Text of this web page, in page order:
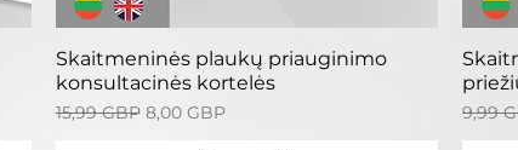
Greita peržiūra
Skaitmeninės plaukų priauginimo
konsultacinės kortelės
Įprastinė kaina
15,99 GBP Pardavimo kaina
8,00 GBP 9,99